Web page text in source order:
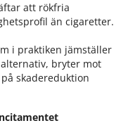
att rökfria
än cigaretter.
i praktiken jämställer
bryter mot
skadereduktion